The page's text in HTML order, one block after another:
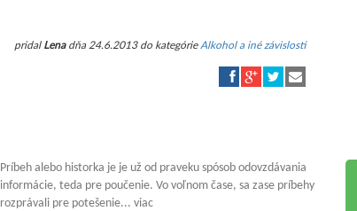
pridal Lenadňa 24.6.2013 do kategórie Alkohol a iné závislosti
Príbeh alebo historka je je už od praveku spósob odovzdávania
informácie, teda pre poučenie. Vo voľnom čase, sa zase príbehy
rozprávali pre potešenie... viac